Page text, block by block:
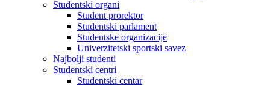
Studentski organi
Student prorektor
Studentski parlament
Studentske organizacije
Univerzitetski sportski savez
Najbolji studenti
Studentski centri
Studentski centar